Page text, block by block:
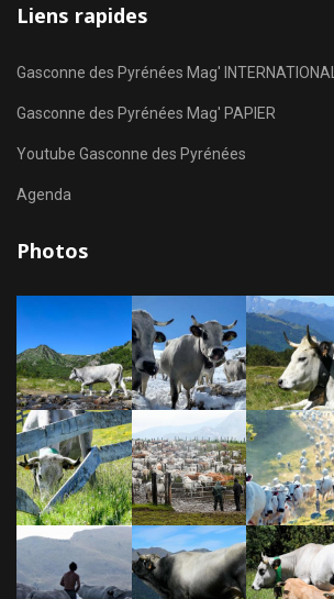
Liens rapides
Gasconne des Pyrénées Mag' INTERNATIONAL
Gasconne des Pyrénées Mag' PAPIER
Youtube Gasconne des Pyrénées
Agenda
Photos